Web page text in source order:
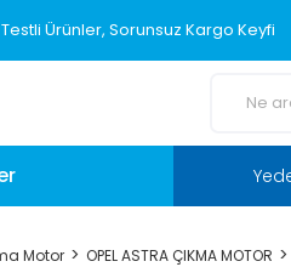
Ürünler, Sorunsuz Kargo Keyfi
Motor OPEL ASTRA ÇIKMA MOTOR